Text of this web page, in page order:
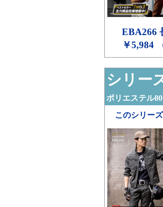
EBA266
￥5,984
シリー
ポリエステル
このシリー